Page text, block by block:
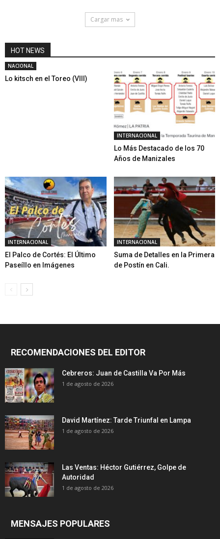
Cargar mas
HOT NEWS
NACIONAL
Lo kitsch en el Toreo (VIII)
INTERNACIONAL
Lo Más Destacado de los 70
Años de Manizales
INTERNACIONAL
El Palco de Cortés: El Último
Paseíllo en Imágenes
INTERNACIONAL
Suma de Detalles en la Primera
de Postín en Cali.
RECOMENDACIONES DEL EDITOR
Cebreros: Juan de Castilla Va Por Más
1 de agosto de 2026
David Martínez: Tarde Triunfal en Lampa
1 de agosto de 2026
Las Ventas: Héctor Gutiérrez, Golpe de
Autoridad
1 de agosto de 2026
MENSAJES POPULARES